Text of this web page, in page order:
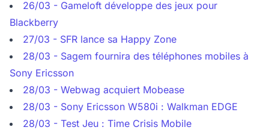
26/03 - Gameloft développe des jeux pour
Blackberry
27/03 - SFR lance sa Happy Zone
28/03 - Sagem fournira des téléphones mobiles à
Sony Ericsson
28/03 - Webwag acquiert Mobease
28/03 - Sony Ericsson W580i : Walkman EDGE
28/03 - Test Jeu : Time Crisis Mobile